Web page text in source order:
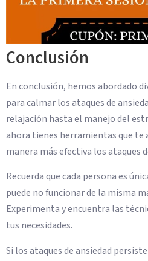
Conclusión
En conclusión, hemos abordado
para calmar los ataques de
relajación hasta el manejo del
ahora tienes herramientas que te
manera más efectiva los ataques
Recuerda que cada persona es
puede no funcionar de la misma
Experimenta y encuentra las
tus necesidades.
Si los ataques de ansiedad